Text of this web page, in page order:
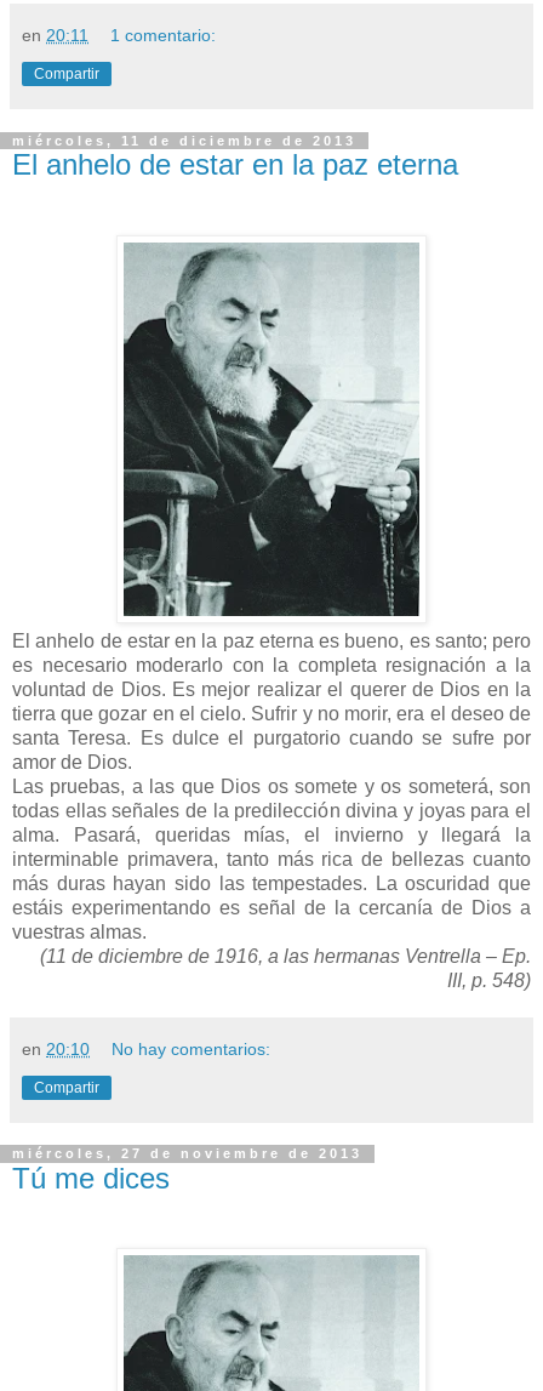
en 20:11 1 comentario:
Compartir
miércoles, 11 de diciembre de 2013
El anhelo de estar en la paz eterna
El anhelo de estar en la paz eterna es bueno, es santo; pero
es necesario moderarlo con la completa resignación a la
voluntad de Dios. Es mejor realizar el querer de Dios en la
tierra que gozar en el cielo. Sufrir y no morir, era el deseo de
santa Teresa. Es dulce el purgatorio cuando se sufre por
amor de Dios.
Las pruebas, a las que Dios os somete y os someterá, son
todas ellas señales de la predilección divina y joyas para el
alma. Pasará, queridas mías, el invierno y llegará la
interminable primavera, tanto más rica de bellezas cuanto
más duras hayan sido las tempestades. La oscuridad que
estáis experimentando es señal de la cercanía de Dios a
vuestras almas.
(11 de diciembre de 1916, a las hermanas Ventrella – Ep.
III, p. 548)
en 20:10 No hay comentarios:
Compartir
miércoles, 27 de noviembre de 2013
Tú me dices